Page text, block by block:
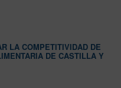
LA COMPETITIVIDAD DE
DE CASTILLA Y